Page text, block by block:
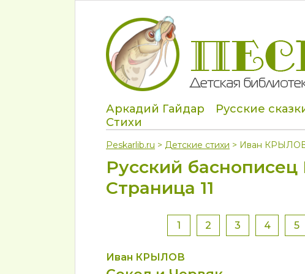
Аркадий Гайдар Русские
Стихи
Peskarlib.ru > Детские стихи > Иван
Русский
Страница 11
1 2 3 4 5
Иван КРЫЛОВ